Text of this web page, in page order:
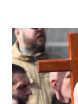
Culture